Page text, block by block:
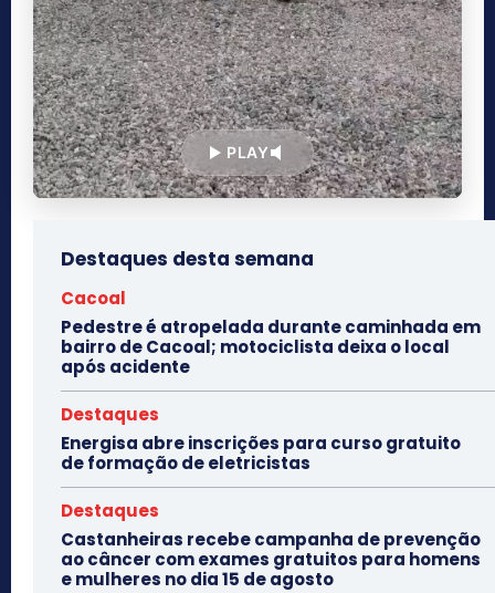
PLAY
Destaques desta semana
Cacoal
Pedestre é atropelada durante caminhada em
bairro de Cacoal; motociclista deixa o local
após acidente
Destaques
Energisa abre inscrições para curso gratuito
de formação de eletricistas
Destaques
Castanheiras recebe campanha de prevenção
ao câncer com exames gratuitos para homens
e mulheres no dia 15 de agosto